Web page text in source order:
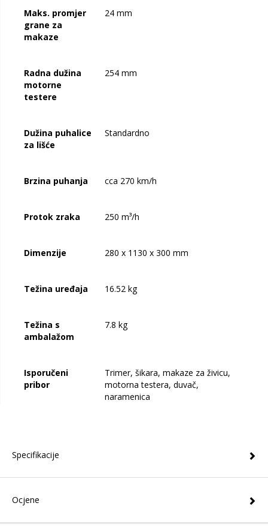
Maks. promjer
grane za
makaze
24 mm
Radna dužina
motorne
testere
254 mm
Dužina puhalice
za lišće
Standardno
Brzina puhanja cca 270 km/h
Protok zraka 250 m³/h
Dimenzije 280 x 1130 x 300 mm
Težina uređaja 16.52 kg
Težina s
ambalažom
7.8 kg
Isporučeni
pribor
Trimer, šikara, makaze za živicu,
motorna testera, duvač,
naramenica
Specifikacije
Ocjene